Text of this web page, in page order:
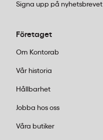
Signa upp på nyhetsbrevet
Företaget
Om Kontorab
Vår historia
Hållbarhet
Jobba hos oss
Våra butiker